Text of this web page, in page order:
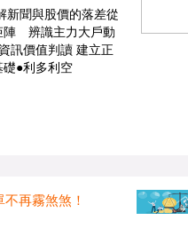
新聞與股價的落差從
陣 辨識主力大戶動
訊價值判讀 建立正
●利多利空
再霧煞煞！